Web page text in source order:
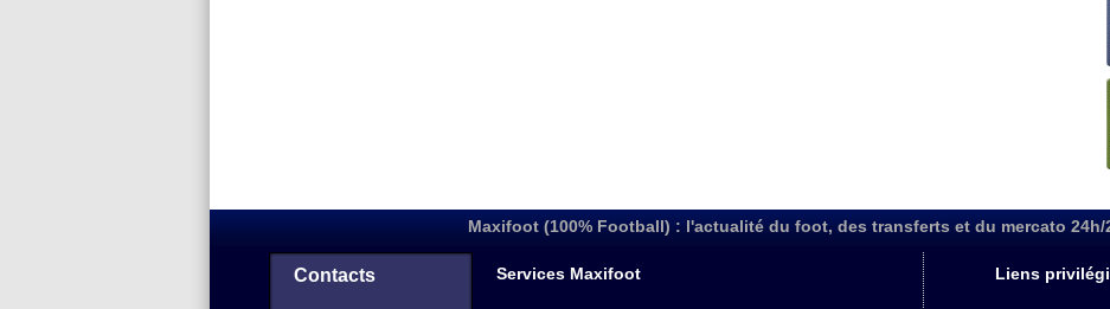
Maxifoot (100% Football) : l'actualité du foot, des transferts et du mercato 24h/
Contacts Services Maxifoot Liens